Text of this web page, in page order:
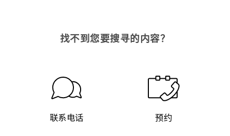
找不到您要搜寻的内容？
联系电话 预约